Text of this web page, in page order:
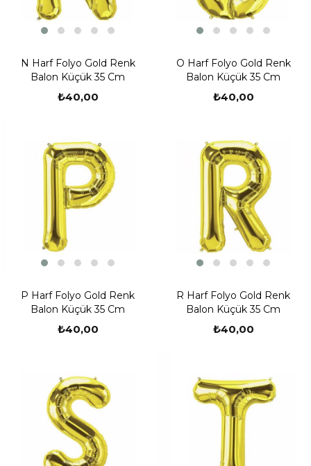
N Harf Folyo Gold Renk
Balon Küçük 35 Cm
₺40,00
O Harf Folyo Gold Renk
Balon Küçük 35 Cm
₺40,00
P Harf Folyo Gold Renk
Balon Küçük 35 Cm
₺40,00
R Harf Folyo Gold Renk
Balon Küçük 35 Cm
₺40,00